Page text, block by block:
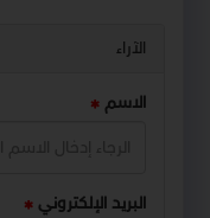
الآراء
الاسم
البريد الإلكتروني